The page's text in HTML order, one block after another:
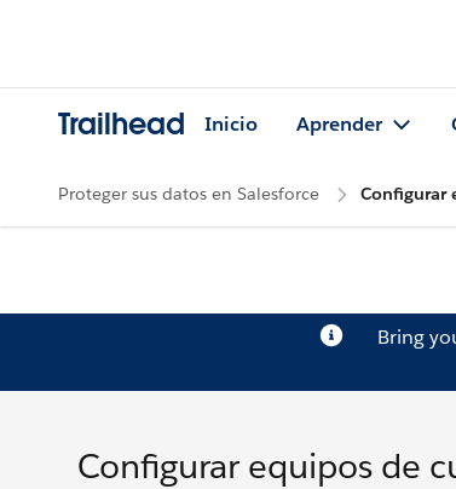
Trailhead Inicio Aprender
Proteger sus datos en Salesforce Configurar
Bring
Configurar equipos de